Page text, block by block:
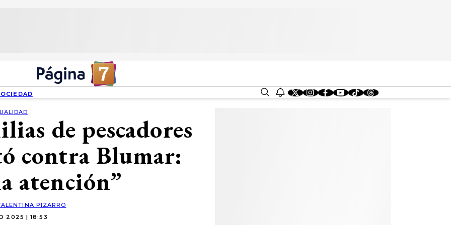
de pescadores
contra Blumar:
atención”
PIZARRO
2025 | 18:53